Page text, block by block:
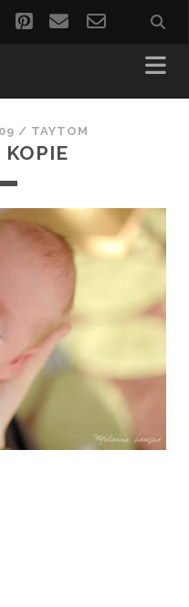
pinterest
emailemail-
form
/ TAYTOM
KOPIE